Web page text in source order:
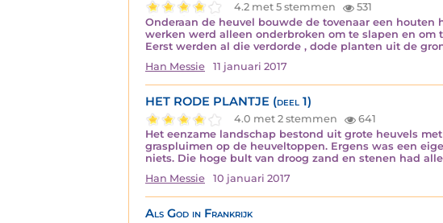
4.2 met 5 stemmen
531
Onderaan de heuvel bouwde de tovenaar een
werken werd alleen onderbroken om te slapen en
Eerst werden al die verdorde , dode planten uit de
Han Messie
11 januari 2017
HET RODE PLANTJE (deel 1)
4.0 met 2 stemmen
641
Het eenzame landschap bestond uit grote heuvels
graspluimen op de heuveltoppen. Ergens was een
niets. Die hoge bult van droog zand en stenen had
Han Messie
10 januari 2017
Als God in Frankrijk